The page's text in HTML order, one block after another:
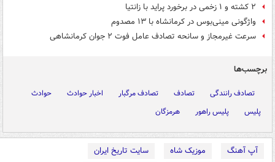
۲ کشته و ۱ زخمی در برخورد پراید با زانتیا
واژگونی مینی‌بوس در کرمانشاه با ۱۳ مصدوم
سرعت غیرمجاز و سانحه تصادف عامل فوت ۲ جوان کرمانشاهی
برچسب‌ها
تصادف رانندگی تصادف تصادف مرگبار اخبار حوادث
حوادث
پلیس
پلیس راهور هرمزگان
آپ آهنگ موزیک شاه
سایت تاریخ ایران